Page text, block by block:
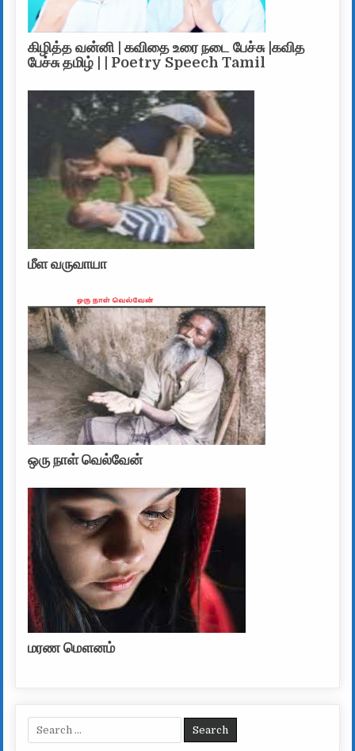
கிழித்த வன்னி | கவிதை உரை நடை பேச்சு |கவித
பேச்சு தமிழ் | | Poetry Speech Tamil
மீள வருவாயா
ஒரு நாள் வெல்வேன்
மரண மௌனம்
Search for: